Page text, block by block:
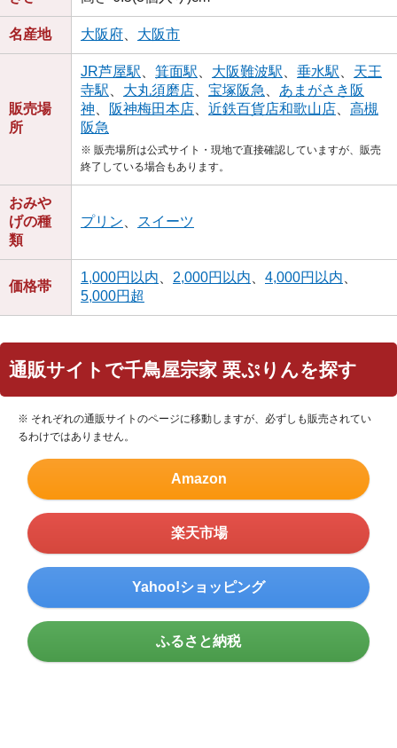
名産地 大阪府 大阪市
販売場
所
JR芦屋駅 箕面駅 大阪難波駅 垂水駅
天王
寺駅
大丸須磨店 宝塚阪急
あまがさき阪
神
阪神梅田本店 近鉄百貨店和歌山店
高槻
阪急
※ 販売場所は公式サイト・現地で直接確認していますが、販売
終了している場合もあります。
おみや
げの種
類
プリン スイーツ
価格帯
1,000円以内 2,000円以内 4,000円以内
5,000円超
通販サイトで千鳥屋宗家 栗ぷりんを探す
※ それぞれの通販サイトのページに移動しますが、必ずしも販売されてい
るわけではありません。
Amazon
楽天市場
Yahoo!ショッピング
ふるさと納税